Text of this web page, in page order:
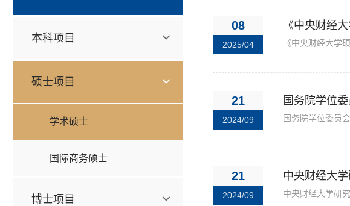
本科项目
硕士项目
学术硕士
国际商务硕士
博士项目
08
2025/04
《中央财经
21
2024/09
国务院学位
21
2024/09
中央财经大